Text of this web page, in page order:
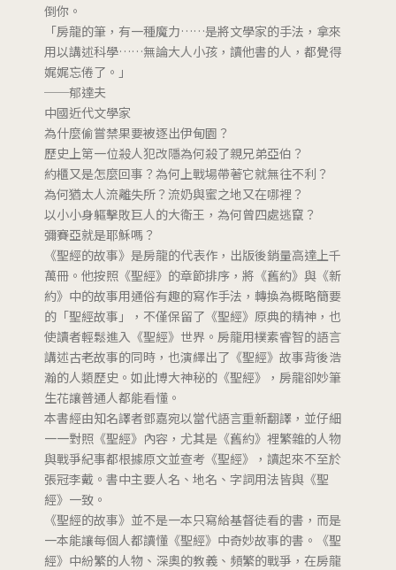
倒你。
「房龍的筆，有一種魔力……是將文學家的手法，拿來
用以講述科學……無論大人小孩，讀他書的人，都覺得
娓娓忘倦了。」
──郁達夫
中國近代文學家
為什麼偷嘗禁果要被逐出伊甸園？
歷史上第一位殺人犯改隱為何殺了親兄弟亞伯？
約櫃又是怎麼回事？為何上戰場帶著它就無往不利？
為何猶太人流離失所？流奶與蜜之地又在哪裡？
以小小身軀擊敗巨人的大衛王，為何曾四處逃竄？
彌賽亞就是耶穌嗎？
《聖經的故事》是房龍的代表作，出版後銷量高達上千
萬冊。他按照《聖經》的章節排序，將《舊約》與《新
約》中的故事用通俗有趣的寫作手法，轉換為概略簡要
的「聖經故事」，不僅保留了《聖經》原典的精神，也
使讀者輕鬆進入《聖經》世界。房龍用樸素睿智的語言
講述古老故事的同時，也演繹出了《聖經》故事背後浩
瀚的人類歷史。如此博大神秘的《聖經》，房龍卻妙筆
生花讓普通人都能看懂。
本書經由知名譯者鄧嘉宛以當代語言重新翻譯，並仔細
一一對照《聖經》內容，尤其是《舊約》裡繁雜的人物
與戰爭紀事都根據原文並查考《聖經》，讀起來不至於
張冠李戴。書中主要人名、地名、字詞用法皆與《聖
經》一致。
《聖經的故事》並不是一本只寫給基督徒看的書，而是
一本能讓每個人都讀懂《聖經》中奇妙故事的書。《聖
經》中紛繁的人物、深奧的教義、頻繁的戰爭，在房龍